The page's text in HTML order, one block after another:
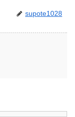
supote1028